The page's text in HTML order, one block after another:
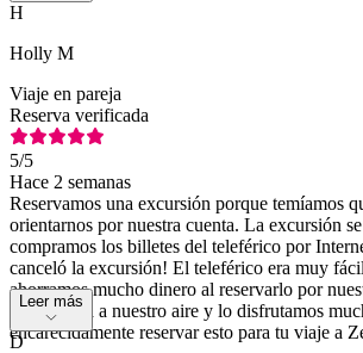
H
Holly M
Viaje en pareja
Reserva verificada
5/5
Hace 2 semanas
Reservamos una excursión porque temíamos
orientarnos por nuestra cuenta. La excursión
compramos los billetes del teleférico por
canceló la excursión! El teleférico era muy
ahorramos mucho dinero al reservarlo por
pasar el día a nuestro aire y lo disfrutamos
encarecidamente reservar esto para tu viaje a
Leer más
D